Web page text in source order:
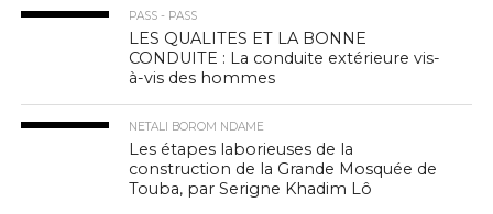
PASS - PASS
LES QUALITES ET LA BONNE
CONDUITE : La conduite extérieure vis-
à-vis des hommes
NETALI BOROM NDAME
Les étapes laborieuses de la
construction de la Grande Mosquée de
Touba, par Serigne Khadim Lô